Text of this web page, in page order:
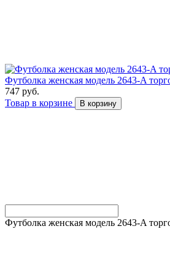
Футболка женская модель 2643-A
747 руб.
Товар в корзине
В корзину
Футболка женская модель 2643-A